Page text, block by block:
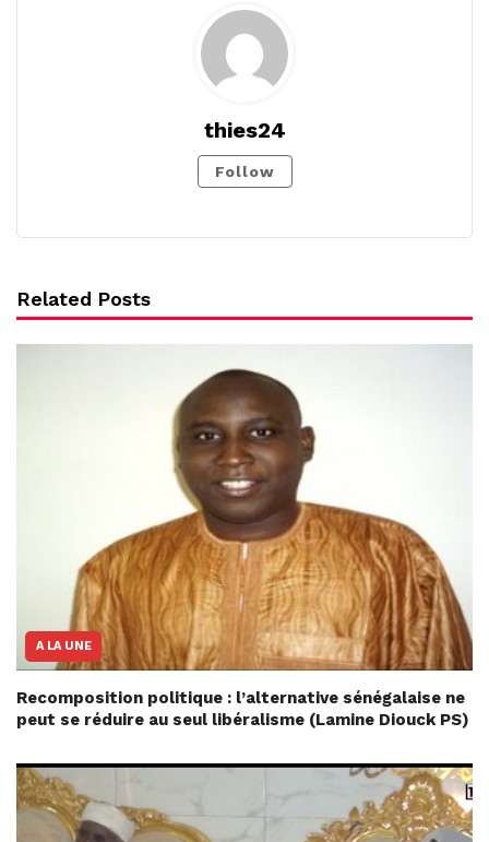
thies24
Follow
Related Posts
A LA UNE
Recomposition politique : l’alternative sénégalaise ne
peut se réduire au seul libéralisme (Lamine Diouck PS)